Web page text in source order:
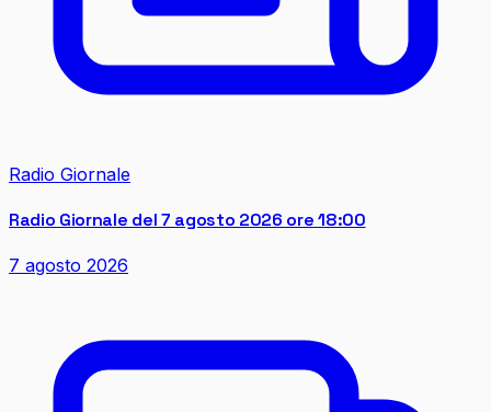
Radio Giornale
Radio Giornale del 7 agosto 2026 ore 18:00
7 agosto 2026